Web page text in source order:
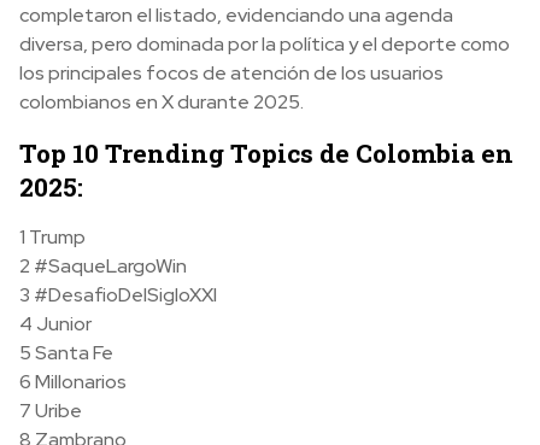
completaron el listado, evidenciando una agenda
diversa, pero dominada por la política y el deporte como
los principales focos de atención de los usuarios
colombianos en X durante 2025.
Top 10 Trending Topics de Colombia en
2025:
1 Trump
2 #SaqueLargoWin
3 #DesafioDelSigloXXI
4 Junior
5 Santa Fe
6 Millonarios
7 Uribe
8 Zambrano